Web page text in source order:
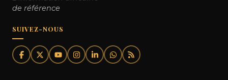
de référence
SUIVEZ-NOUS